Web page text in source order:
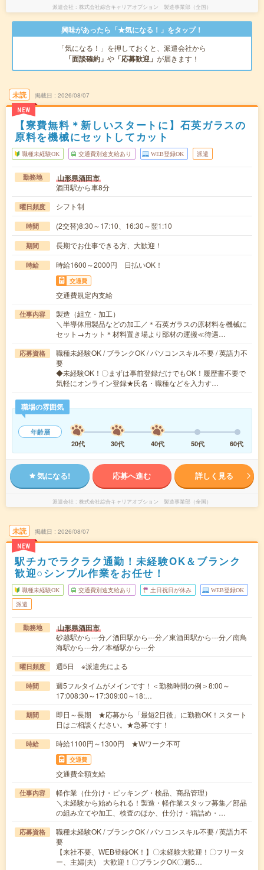
派遣会社 株式会社綜合キャリアオプション 製造事業部（全国）
興味があったら「★気になる！」をタップ！
「気になる！」を押しておくと、派遣会社から
「面談確約」 や 「応募歓迎」 が届きます！
未読
NEW
掲載日 2026/08/07
【寮費無料＊新しいスタートに】石英ガラスの
原料を機械にセットしてカット
職種未経験OK 交通費別途支給あり WEB登録OK 派遣
勤務地 山形県酒田市
酒田駅から車8分
曜日頻度 シフト制
時間 (2交替)8:30～17:10、16:30～翌1:10
期間 長期でお仕事できる方、大歓迎！
時給 時給1600～2000円 日払いOK！
交通費
交通費規定内支給
仕事内容
製造（組立・加工）
＼半導体用製品などの加工／＊石英ガラスの原材料を機械に
セット→カット＊材料置き場より部材の運搬≪待遇…
応募資格
職種未経験OK / ブランクOK / パソコンスキル不要 / 英語力不
要
◆未経験OK！〇まずは事前登録だけでもOK！履歴書不要で
気軽にオンライン登録★氏名・職種などを入力す…
職場の雰囲気
年齢層
20代
30代 40代 50代 60代
気になる! 応募へ進む 詳しく見る
派遣会社 株式会社綜合キャリアオプション 製造事業部（全国）
未読
NEW
掲載日 2026/08/07
駅チカでラクラク通勤！未経験OK＆ブランク
歓迎○シンプル作業をお任せ！
職種未経験OK 交通費別途支給あり 土日祝日が休み WEB登録OK
派遣
勤務地 山形県酒田市
砂越駅から---分／酒田駅から---分／東酒田駅から---分／南鳥
海駅から---分／本楯駅から---分
曜日頻度 週5日 ※派遣先による
時間
週5フルタイムがメインです！＜勤務時間の例＞8:00～
17:008:30～17:309:00～18:…
期間
即日～長期 ★応募から「最短2日後」に勤務OK！スタート
日はご相談ください。★急募です！
時給 時給1100円～1300円 ★Wワーク不可
交通費
交通費全額支給
仕事内容
軽作業（仕分け・ピッキング・検品、商品管理）
＼未経験から始められる！製造・軽作業スタッフ募集／部品
の組み立てや加工、検査のほか、仕分け・箱詰め・…
応募資格
職種未経験OK / ブランクOK / パソコンスキル不要 / 英語力不
要
【来社不要、WEB登録OK！】〇未経験大歓迎！〇フリータ
ー、主婦(夫) 大歓迎！〇ブランクOK〇週5…